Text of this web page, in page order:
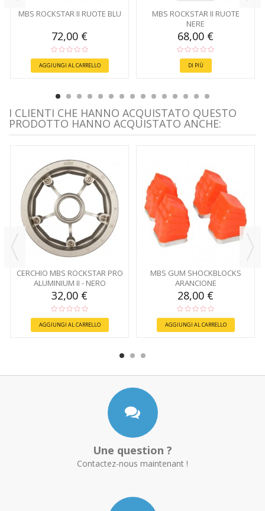
MBS ROCKSTAR II RUOTE BLU
72,00 €
AGGIUNGI AL CARRELLO
MBS ROCKSTAR II RUOTE
NERE
68,00 €
DI PIÙ
I CLIENTI CHE HANNO ACQUISTATO QUESTO
PRODOTTO HANNO ACQUISTATO ANCHE:
CERCHIO MBS ROCKSTAR PRO
ALUMINIUM II - NERO
32,00 €
AGGIUNGI AL CARRELLO
MBS GUM SHOCKBLOCKS
ARANCIONE
28,00 €
AGGIUNGI AL CARRELLO
Une question ?
Contactez-nous maintenant !